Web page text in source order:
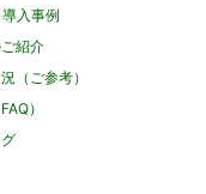
入事例
紹介
（ご参考）
）